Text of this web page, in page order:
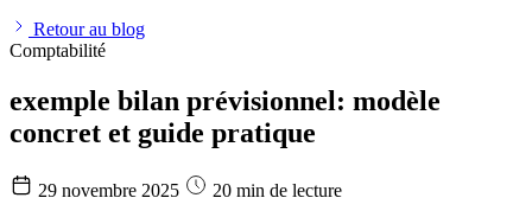
Retour au blog
Comptabilité
exemple bilan prévisionnel: modèle
concret et guide pratique
29 novembre 2025
20 min de lecture